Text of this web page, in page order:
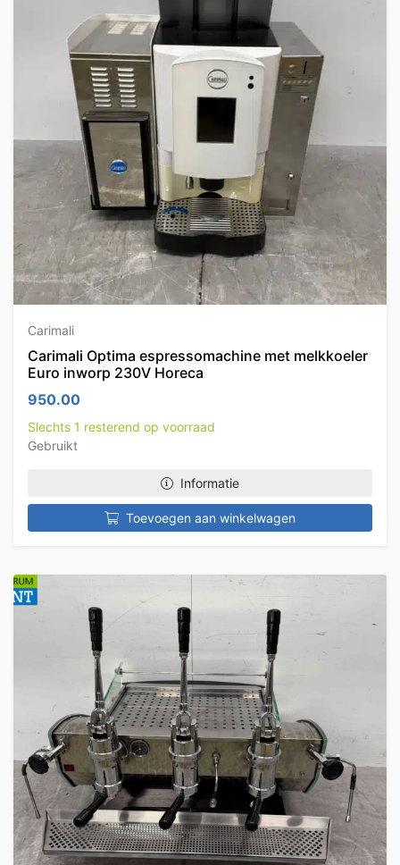
Carimali
Carimali Optima espressomachine met melkkoeler
Euro inworp 230V Horeca
950.00
Slechts 1 resterend op voorraad
Gebruikt
Informatie
Toevoegen aan winkelwagen